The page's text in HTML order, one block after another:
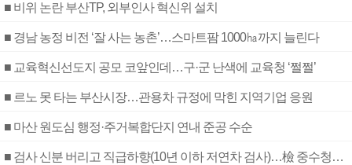
■ 비위 논란 부산TP, 외부인사 혁신위 설치
■ 경남 농정 비전 ‘잘 사는 농촌’…스마트팜 1000㏊까지 늘린다
■ 교육혁신선도지 공모 코앞인데…구·군 난색에 교육청 ‘쩔쩔’
■ 르노 못 타는 부산시장…관용차 규정에 막힌 지역기업 응원
■ 마산 원도심 행정·주거복합단지 연내 준공 수순
■ 검사 신분 버리고 직급하향(10년 이하 저연차 검사)…檢 중수청행 기피